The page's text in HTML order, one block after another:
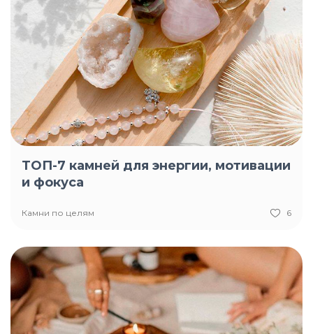
ТОП-7 камней для энергии, мотивации
и фокуса
Камни по целям 6